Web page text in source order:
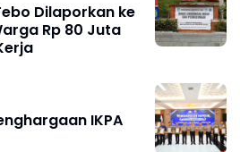
Dilaporkan ke
Rp 80 Juta
IKPA